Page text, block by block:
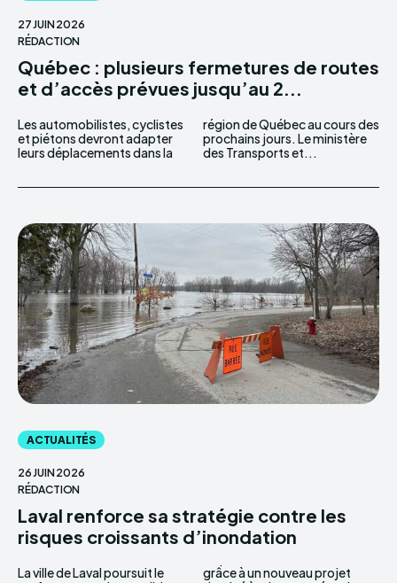
27 JUIN 2026
RÉDACTION
Québec : plusieurs fermetures de routes
et d’accès prévues jusqu’au 2...
Les automobilistes, cyclistes
et piétons devront adapter
leurs déplacements dans la
région de Québec au cours des
prochains jours. Le ministère
des Transports et...
ACTUALITÉS
26 JUIN 2026
RÉDACTION
Laval renforce sa stratégie contre les
risques croissants d’inondation
La ville de Laval poursuit le
grâce à un nouveau projet